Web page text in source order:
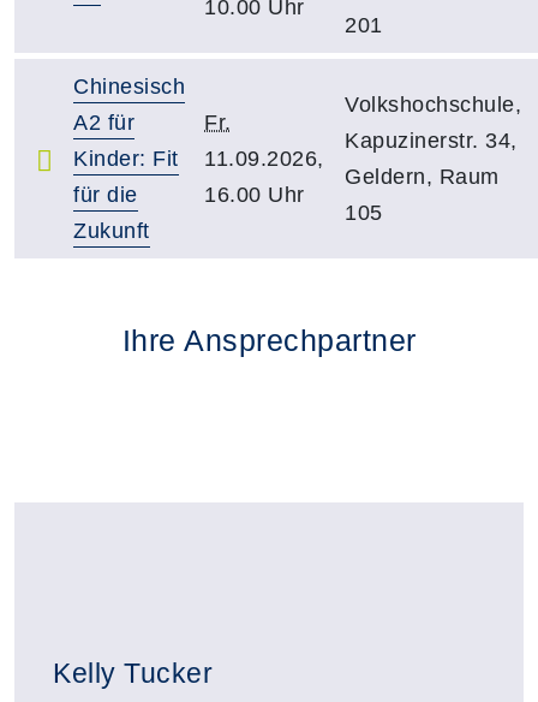
10.00 Uhr
201
Chinesisch
A2 für
Kinder: Fit
für die
Zukunft
Fr.
11.09.2026,
16.00 Uhr
Volkshochschule,
Kapuzinerstr. 34,
Geldern, Raum
105
Ihre Ansprechpartner
Kelly Tucker